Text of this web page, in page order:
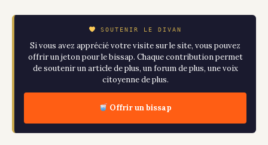
SOUTENIR LE DIVAN
Si vous avez apprécié votre visite sur le site, vous pouvez
offrir un jeton pour le bissap. Chaque contribution permet
de soutenir un article de plus, un forum de plus, une voix
citoyenne de plus.
Offrir un bissap